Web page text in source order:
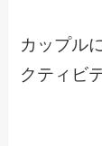
カップル
クティビ